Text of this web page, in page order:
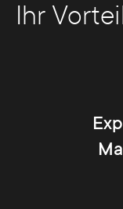
Ihr